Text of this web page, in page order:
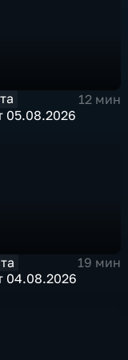
12 мин
05.08.2026
19 мин
04.08.2026